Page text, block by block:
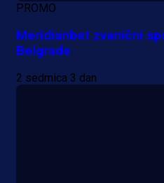
PROMO
Meridianbet zvanični
Belgrade
2 sedmica 3 dan